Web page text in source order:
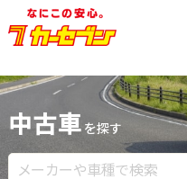
中古車 を探す